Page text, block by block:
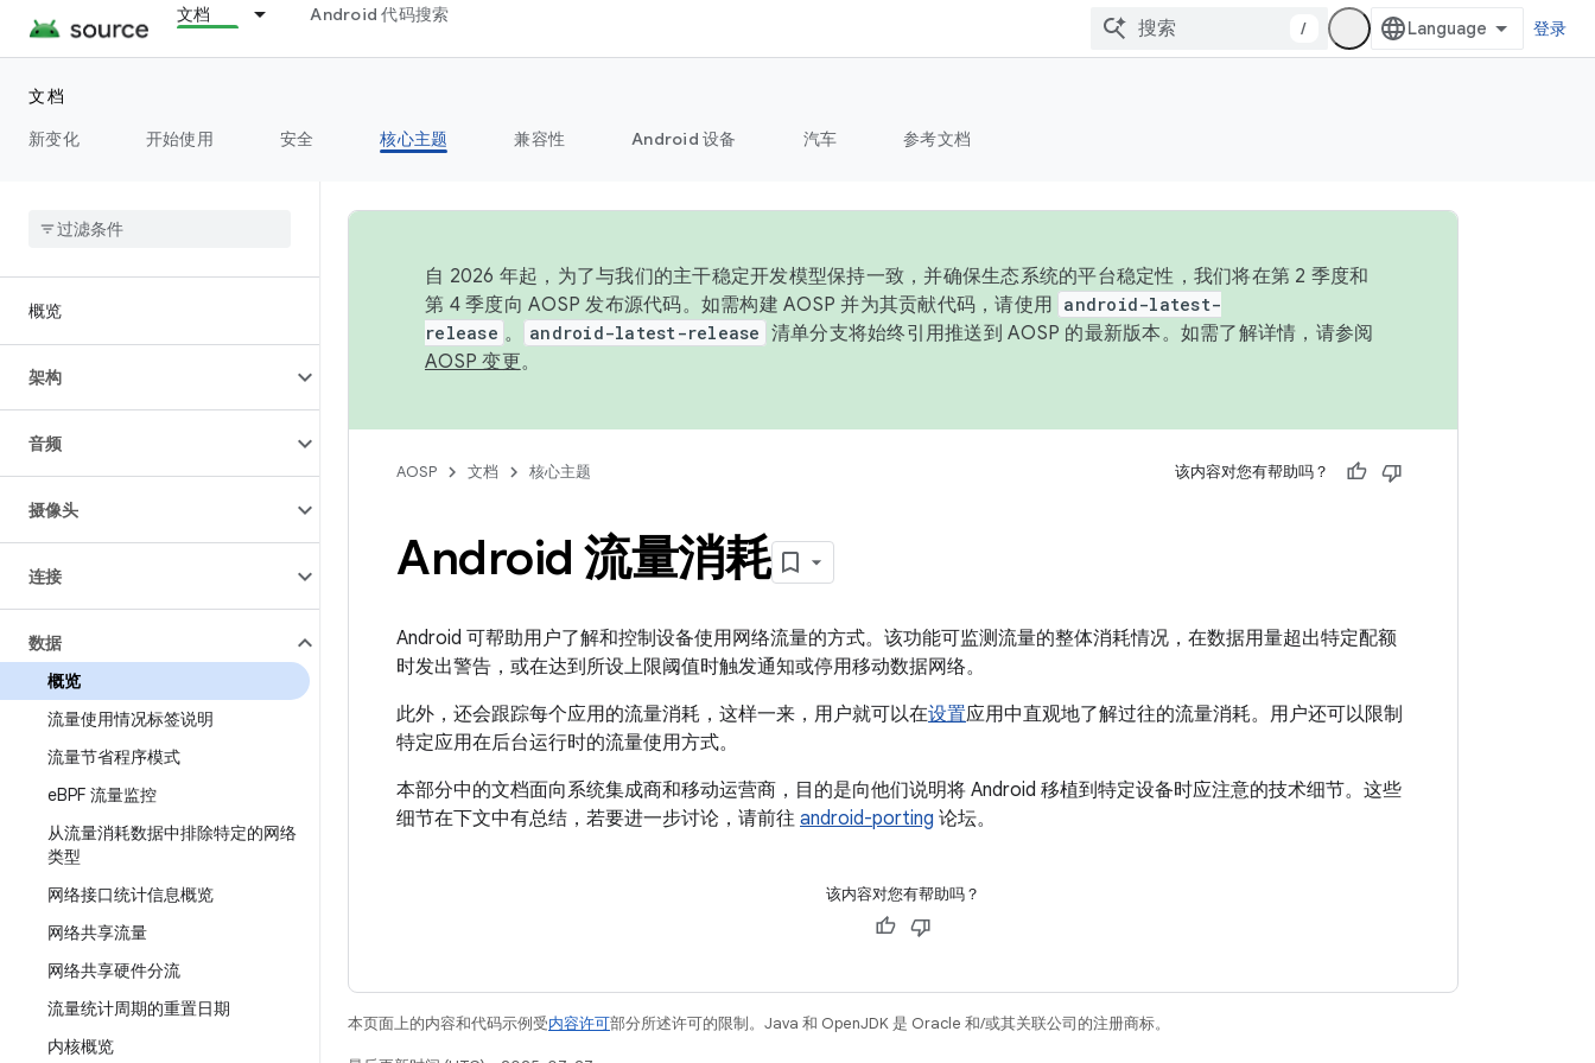
文档 Android 代码搜索
/ 登录
文档
新变化
开始使用 安全 核心主题 兼容性 Android 设备 汽车 参考文档
概览
架构
音频
摄像头
连接
数据
概览
流量使用情况标签说明
流量节省程序模式
eBPF 流量监控
从流量消耗数据中排除特定的网络
类型
网络接口统计信息概览
网络共享流量
网络共享硬件分流
流量统计周期的重置日期
内核概览
自 2026 年起，为了与我们的主干稳定开发模型保持一致，并确保生态系统的平台稳定性，我们将在第 2 季度和
第 4 季度向 AOSP 发布源代码。如需构建 AOSP 并为其贡献代码，请使用 android-latest-
release 。 android-latest-release 清单分支将始终引用推送到 AOSP 的最新版本。如需了解详情，请参阅
AOSP 变更。
AOSP 文档 核心主题 该内容对您有帮助吗？
Android 流量消耗
Android 可帮助用户了解和控制设备使用网络流量的方式。该功能可监测流量的整体消耗情况，在数据用量超出特定配额
时发出警告，或在达到所设上限阈值时触发通知或停用移动数据网络。
此外，还会跟踪每个应用的流量消耗，这样一来，用户就可以在设置应用中直观地了解过往的流量消耗。用户还可以限制
特定应用在后台运行时的流量使用方式。
本部分中的文档面向系统集成商和移动运营商，目的是向他们说明将 Android 移植到特定设备时应注意的技术细节。这些
细节在下文中有总结，若要进一步讨论，请前往 android-porting 论坛。
该内容对您有帮助吗？
本页面上的内容和代码示例受内容许可部分所述许可的限制。Java 和 OpenJDK 是 Oracle 和/或其关联公司的注册商标。